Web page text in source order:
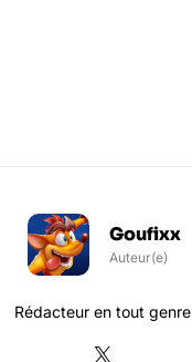
Goufixx
Auteur(e)
Rédacteur en tout genre